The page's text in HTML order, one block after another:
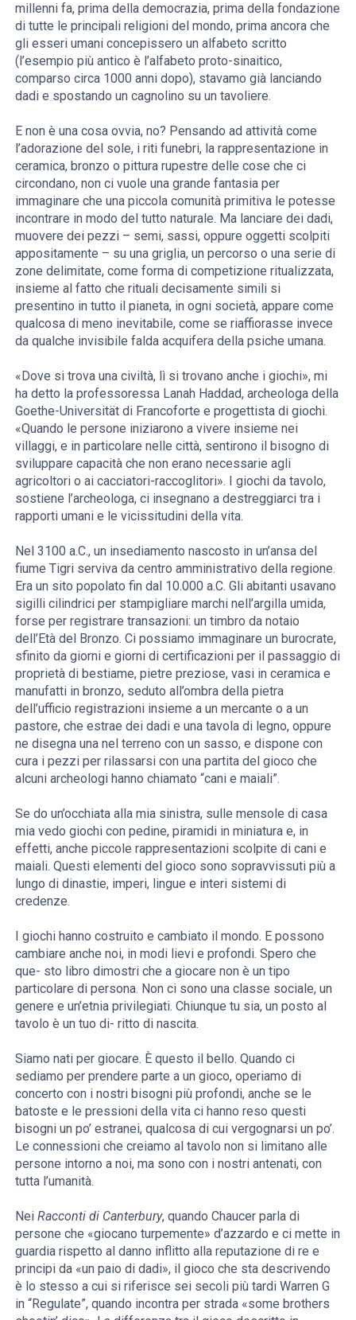
millenni fa, prima della democrazia, prima della fondazione
di tutte le principali religioni del mondo, prima ancora che
gli esseri umani concepissero un alfabeto scritto
(l’esempio più antico è l’alfabeto proto-sinaitico,
comparso circa 1000 anni dopo), stavamo già lanciando
dadi e spostando un cagnolino su un tavoliere.
E non è una cosa ovvia, no? Pensando ad attività come
l’adorazione del sole, i riti funebri, la rappresentazione in
ceramica, bronzo o pittura rupestre delle cose che ci
circondano, non ci vuole una grande fantasia per
immaginare che una piccola comunità primitiva le potesse
incontrare in modo del tutto naturale. Ma lanciare dei dadi,
muovere dei pezzi – semi, sassi, oppure oggetti scolpiti
appositamente – su una griglia, un percorso o una serie di
zone delimitate, come forma di competizione ritualizzata,
insieme al fatto che rituali decisamente simili si
presentino in tutto il pianeta, in ogni società, appare come
qualcosa di meno inevitabile, come se riaffiorasse invece
da qualche invisibile falda acquifera della psiche umana.
«Dove si trova una civiltà, lì si trovano anche i giochi», mi
ha detto la professoressa Lanah Haddad, archeologa della
Goethe-Universität di Francoforte e progettista di giochi.
«Quando le persone iniziarono a vivere insieme nei
villaggi, e in particolare nelle città, sentirono il bisogno di
sviluppare capacità che non erano necessarie agli
agricoltori o ai cacciatori-raccoglitori». I giochi da tavolo,
sostiene l’archeologa, ci insegnano a destreggiarci tra i
rapporti umani e le vicissitudini della vita.
Nel 3100 a.C., un insediamento nascosto in un’ansa del
fiume Tigri serviva da centro amministrativo della regione.
Era un sito popolato fin dal 10.000 a.C. Gli abitanti usavano
sigilli cilindrici per stampigliare marchi nell’argilla umida,
forse per registrare transazioni: un timbro da notaio
dell’Età del Bronzo. Ci possiamo immaginare un burocrate,
sfinito da giorni e giorni di certificazioni per il passaggio di
proprietà di bestiame, pietre preziose, vasi in ceramica e
manufatti in bronzo, seduto all’ombra della pietra
dell’ufficio registrazioni insieme a un mercante o a un
pastore, che estrae dei dadi e una tavola di legno, oppure
ne disegna una nel terreno con un sasso, e dispone con
cura i pezzi per rilassarsi con una partita del gioco che
alcuni archeologi hanno chiamato “cani e maiali”.
Se do un’occhiata alla mia sinistra, sulle mensole di casa
mia vedo giochi con pedine, piramidi in miniatura e, in
effetti, anche piccole rappresentazioni scolpite di cani e
maiali. Questi elementi del gioco sono sopravvissuti più a
lungo di dinastie, imperi, lingue e interi sistemi di
credenze.
I giochi hanno costruito e cambiato il mondo. E possono
cambiare anche noi, in modi lievi e profondi. Spero che
que- sto libro dimostri che a giocare non è un tipo
particolare di persona. Non ci sono una classe sociale, un
genere e un’etnia privilegiati. Chiunque tu sia, un posto al
tavolo è un tuo di- ritto di nascita.
Siamo nati per giocare. È questo il bello. Quando ci
sediamo per prendere parte a un gioco, operiamo di
concerto con i nostri bisogni più profondi, anche se le
batoste e le pressioni della vita ci hanno reso questi
bisogni un po’ estranei, qualcosa di cui vergognarsi un po’.
Le connessioni che creiamo al tavolo non si limitano alle
persone intorno a noi, ma sono con i nostri antenati, con
tutta l’umanità.
NeiRacconti di Canterbury, quando Chaucer parla di
persone che «giocano turpemente» d’azzardo e ci mette in
guardia rispetto al danno inflitto alla reputazione di re e
principi da «un paio di dadi», il gioco che sta descrivendo
è lo stesso a cui si riferisce sei secoli più tardi Warren G
in “Regulate”, quando incontra per strada «some brothers